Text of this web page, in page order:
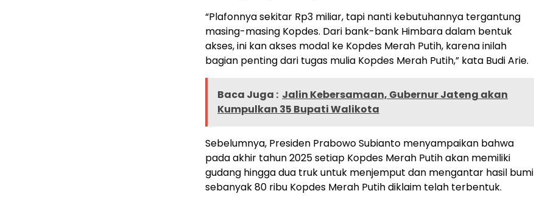
“Plafonnya sekitar Rp3 miliar, tapi nanti kebutuhannya tergantung
masing-masing Kopdes. Dari bank-bank Himbara dalam bentuk
akses, ini kan akses modal ke Kopdes Merah Putih, karena inilah
bagian penting dari tugas mulia Kopdes Merah Putih,” kata Budi Arie.
Baca Juga : Jalin Kebersamaan, Gubernur Jateng akan
Kumpulkan 35 Bupati Walikota
Sebelumnya, Presiden Prabowo Subianto menyampaikan bahwa
pada akhir tahun 2025 setiap Kopdes Merah Putih akan memiliki
gudang hingga dua truk untuk menjemput dan mengantar hasil bumi
sebanyak 80 ribu Kopdes Merah Putih diklaim telah terbentuk.